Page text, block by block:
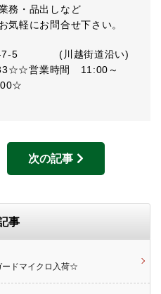
務・品出しなど
気軽にお問合せ下さい。
4-7-5 (川越街道沿い)
営業時間 11:00～
次の記事
事
ードマイクロ入荷☆